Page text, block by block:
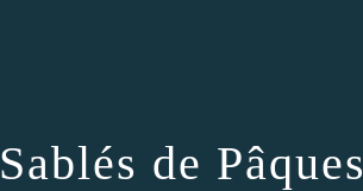
Sablés de Pâques